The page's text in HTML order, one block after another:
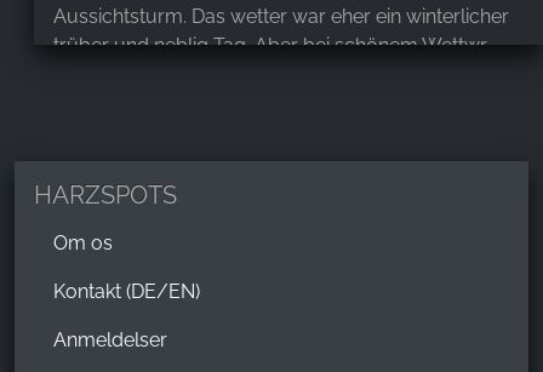
Aussichtsturm. Das wetter war eher ein winterlicher
trüber und neblig Tag. Aber bei schönem Wettwr
Der Aufstieg war anstrengend aber am Ende wird
man mit einem fantastischen Ausblick belohnt. Der
HARZSPOTS
Om os
Kontakt (DE/EN)
Anmeldelser